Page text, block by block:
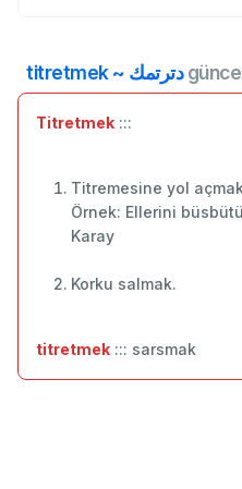
titretmek ~ دترتمك
Titretmek :::
Titremesine yol açmak
Örnek: Ellerini
Karay
Korku salmak.
titretmek ::: sarsmak